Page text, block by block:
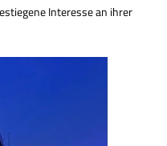
Interesse an ihrer